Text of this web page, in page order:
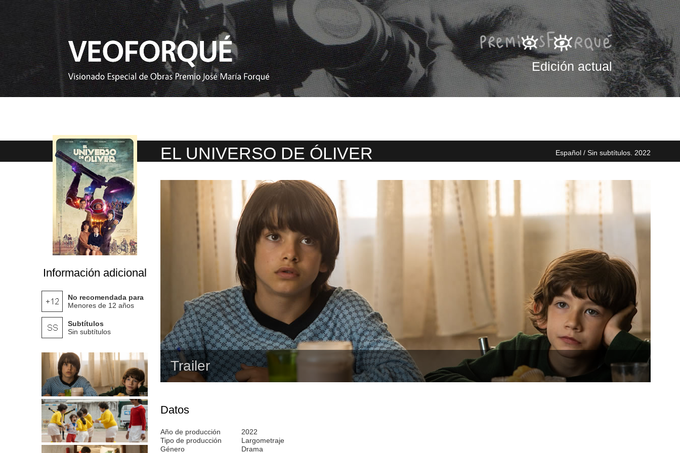
Edición actual
Información adicional
No recomendada para
Menores de 12 años
Subtítulos
Sin subtítulos
EL UNIVERSO DE ÓLIVER Español / Sin subtítulos. 2022
Trailer
Datos
Año de producción
2022
Tipo de producción
Largometraje
Género
Drama